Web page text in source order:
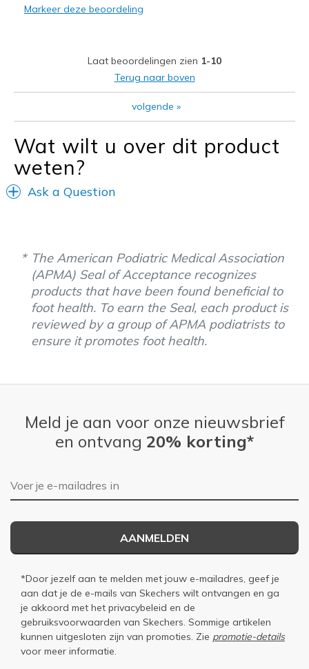
Sizing
Feels true to size
Markeer deze beoordeling
Laat beoordelingen zien 1-10
Terug naar boven
volgende »
Wat wilt u over dit product
weten?
Ask a Question
The American Podiatric Medical Association
(APMA) Seal of Acceptance recognizes
products that have been found beneficial to
foot health. To earn the Seal, each product is
reviewed by a group of APMA podiatrists to
ensure it promotes foot health.
Meld je aan voor onze nieuwsbrief
en ontvang 20% korting*
E-mailadres
AANMELDEN
*Door jezelf aan te melden met jouw e-mailadres, geef je
aan dat je de e-mails van Skechers wilt ontvangen en ga
je akkoord met het privacybeleid en de
gebruiksvoorwaarden van Skechers. Sommige artikelen
kunnen uitgesloten zijn van promoties. Zie promotie-details
voor meer informatie.